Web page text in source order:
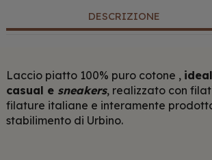
DESCRIZIONE
Laccio piatto 100% puro cotone ,
casual e sneakers, realizzato con
filature italiane e interamente
stabilimento di Urbino.